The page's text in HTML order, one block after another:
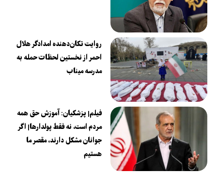
روایت تکان‌دهنده امدادگر هلال
احمر از نخستین لحظات حمله به
مدرسه میناب
فیلم| پزشکیان: آموزش حق همه
مردم است، نه فقط پولدارها| اگر
جوانان مشکل دارند، مقصر ما
هستیم